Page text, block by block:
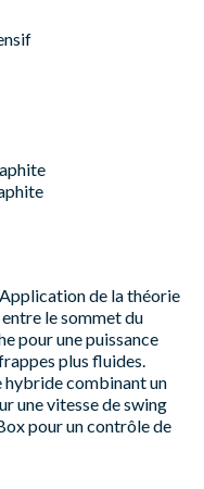
Application de la théorie
le sommet du
pour une puissance
plus fluides.
hybride combinant un
une vitesse de swing
pour un contrôle de